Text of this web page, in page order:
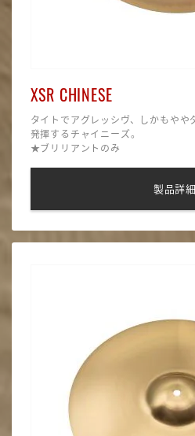
XSR CHINESE
タイトでアグレッシヴ、しかもやや
発揮するチャイニーズ。
★ブリリアントのみ
製品詳細